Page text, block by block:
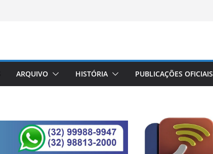
ARQUIVO HISTÓRIA PUBLICAÇÕES OFICIAIS